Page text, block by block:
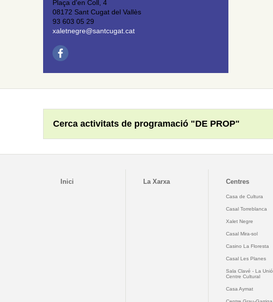
Plaça d'en Coll, 4
08172 Sant Cugat del Vallès
93 603 05 29
xaletnegre@santcugat.cat
Cerca activitats de programació "DE PROP"
Inici La Xarxa Centres
Casa de Cultura
Casal Torreblanca
Xalet Negre
Casal Mira-sol
Casino La Floresta
Casal Les Planes
Sala Clavé - La Unió
Centre Cultural
Casa Aymat